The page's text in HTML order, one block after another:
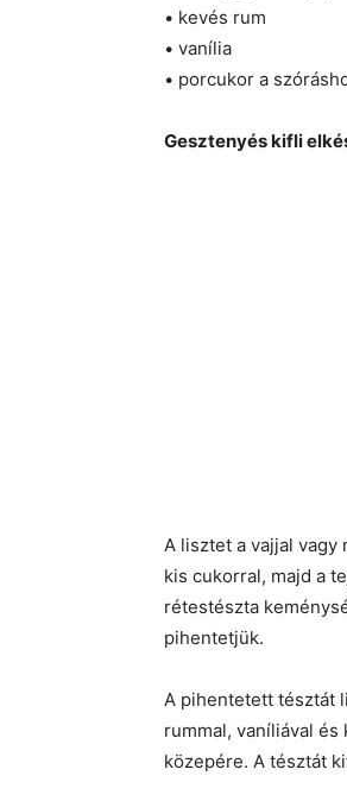
• kevés rum
• vanília
• porcukor a
Gesztenyés kifli
A lisztet a vajjal
kis cukorral, majd a
rétestészta
pihentetjük.
A pihentetett tésztát
rummal, vaníliával
közepére. A tésztát